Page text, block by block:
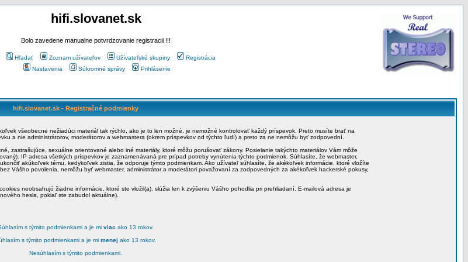
hifi.slovanet.sk
Bolo zavedene manualne potvrdzovanie registracii !!!
Hľadať Zoznam užívateľov Užívateľské skupiny
Registrácia
Nastavenia
Súkromné správy Prihlásenie
hifi.slovanet.sk - Registračné podmienky
všeobecne nežiadúci materiál tak rýchlo, ako je to len možné, je nemožné kontrolovať každý príspevok. Preto musíte brať na
a nie administrátorov, moderátorov a webmastera (okrem príspevkov od týchto ľudí) a preto za ne nemôžu byť zodpovední.
zastrašujúce, sexuálne orientované alebo iné materiály, ktoré môžu porušovať zákony. Posielanie takýchto materiálov Vám môže
IP adresa všetkých príspevkov je zaznamenávaná pre prípad potreby vynútenia týchto podmienok. Súhlasíte, že webmaster,
akúkoľvek tému, kedykoľvek zistia, že odporuje týmto podmienkam. Ako užívateľ súhlasíte, že akékoľvek informácie, ktoré vložíte
Vášho povolenia, nemôžu byť webmaster, administrátor a moderátori považovaní za zodpovedných za akékoľvek hackerské pokusy,
neobsahujú žiadne informácie, ktoré ste vložil(a), slúžia len k zvýšeniu Vášho pohodlia pri prehliadaní. E-mailová adresa je
hesla, pokiaľ ste zabudol aktuálne).
s týmito podmienkami a je mi viac ako 13 rokov.
s týmito podmienkami a je mi menej ako 13 rokov.
Nesúhlasím s týmito podmienkami.